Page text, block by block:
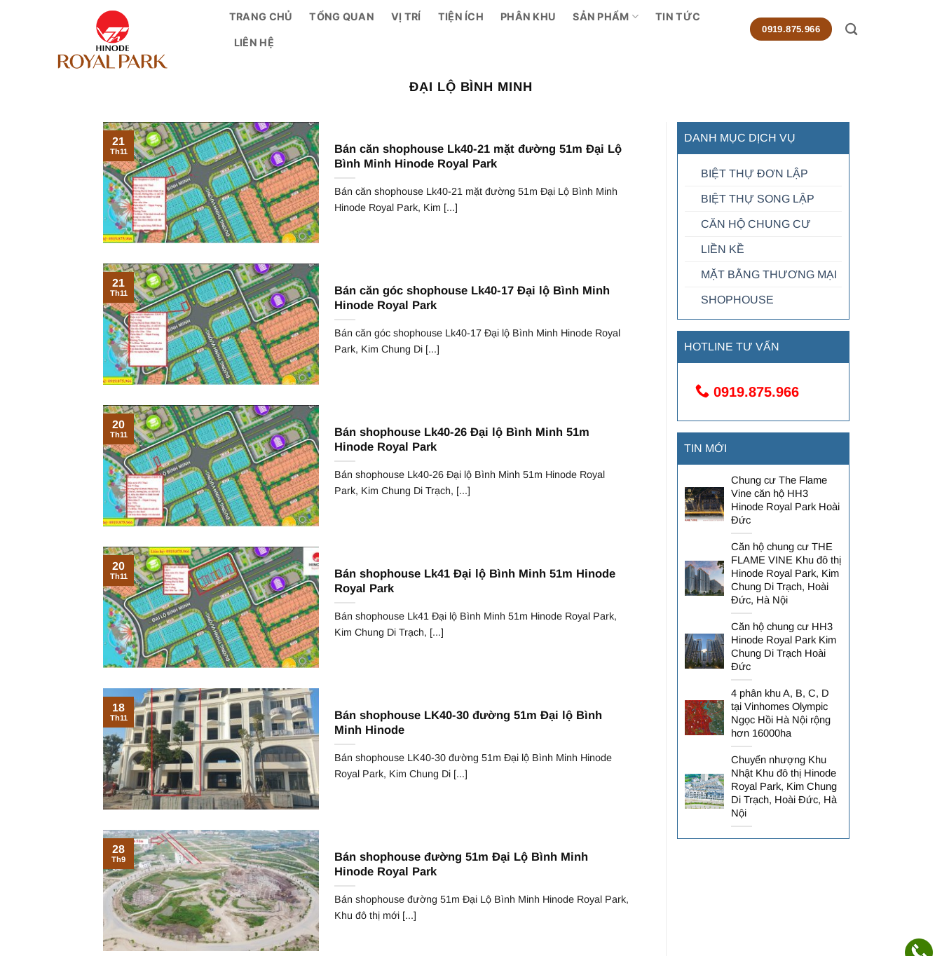
TRANG CHỦ TỔNG QUAN VỊ TRÍ TIỆN ÍCH PHÂN KHU SẢN PHẨM TIN TỨC
LIÊN HỆ
0919.875.966
ĐẠI LỘ BÌNH MINH
Bán căn shophouse Lk40-21 mặt đường 51m Đại Lộ
Bình Minh Hinode Royal Park
Bán căn shophouse Lk40-21 mặt đường 51m Đại Lộ Bình Minh
Hinode Royal Park, Kim [...]
21
Th11
Bán căn góc shophouse Lk40-17 Đại lộ Bình Minh
Hinode Royal Park
Bán căn góc shophouse Lk40-17 Đại lộ Bình Minh Hinode Royal
Park, Kim Chung Di [...]
21
Th11
Bán shophouse Lk40-26 Đại lộ Bình Minh 51m
Hinode Royal Park
Bán shophouse Lk40-26 Đại lộ Bình Minh 51m Hinode Royal
Park, Kim Chung Di Trạch, [...]
20
Th11
Bán shophouse Lk41 Đại lộ Bình Minh 51m Hinode
Royal Park
Bán shophouse Lk41 Đại lộ Bình Minh 51m Hinode Royal Park,
Kim Chung Di Trạch, [...]
20
Th11
Bán shophouse LK40-30 đường 51m Đại lộ Bình
Minh Hinode
Bán shophouse LK40-30 đường 51m Đại lộ Bình Minh Hinode
Royal Park, Kim Chung Di [...]
18
Th11
Bán shophouse đường 51m Đại Lộ Bình Minh
Hinode Royal Park
Bán shophouse đường 51m Đại Lộ Bình Minh Hinode Royal Park,
Khu đô thị mới [...]
28
Th9
DANH MỤC DỊCH VỤ
BIỆT THỰ ĐƠN LẬP
BIỆT THỰ SONG LẬP
CĂN HỘ CHUNG CƯ
LIỀN KỀ
MẶT BẰNG THƯƠNG MẠI
SHOPHOUSE
HOTLINE TƯ VẤN
0919.875.966
TIN MỚI
Chung cư The Flame
Vine căn hộ HH3
Hinode Royal Park Hoài
Đức
Căn hộ chung cư THE
FLAME VINE Khu đô thị
Hinode Royal Park, Kim
Chung Di Trạch, Hoài
Đức, Hà Nội
Căn hộ chung cư HH3
Hinode Royal Park Kim
Chung Di Trạch Hoài
Đức
4 phân khu A, B, C, D
tại Vinhomes Olympic
Ngọc Hồi Hà Nội rộng
hơn 16000ha
Chuyển nhượng Khu
Nhật Khu đô thị Hinode
Royal Park, Kim Chung
Di Trạch, Hoài Đức, Hà
Nội